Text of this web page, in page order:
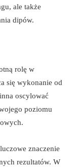
ale także
dipów.
rolę w
się wykonanie od
oscylować
poziomu
znaczenie
rezultatów. W